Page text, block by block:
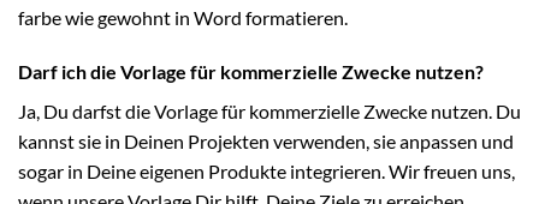
farbe wie gewohnt in Word formatieren.
Darf ich die Vorlage für kommerzielle Zwecke nutzen?
Ja, Du darfst die Vorlage für kommerzielle Zwecke nutzen. Du
kannst sie in Deinen Projekten verwenden, sie anpassen und
sogar in Deine eigenen Produkte integrieren. Wir freuen uns,